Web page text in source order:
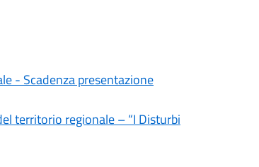
- Scadenza presentazione
territorio regionale – “I Disturbi